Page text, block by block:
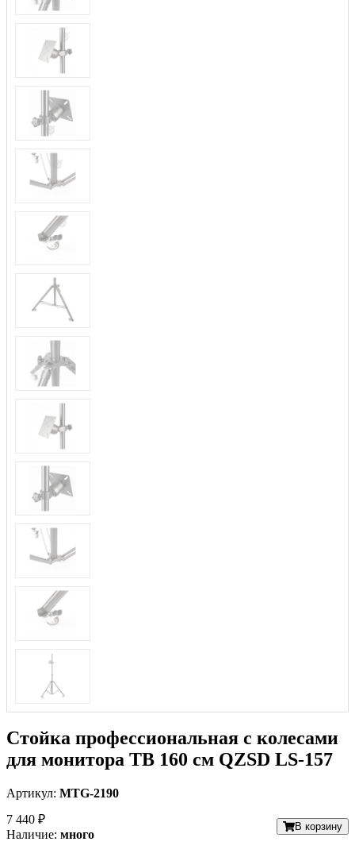
Стойка профессиональная с колесами
для монитора ТВ 160 см QZSD LS-157
Артикул: MTG-2190
7 440 ₽
Наличие: много
В корзину